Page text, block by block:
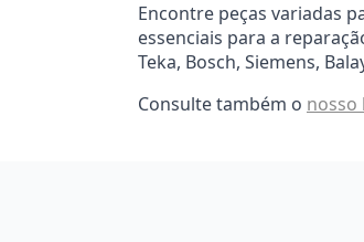
Encontre peças variadas
essenciais para a
Teka, Bosch, Siemens,
Consulte também o nosso